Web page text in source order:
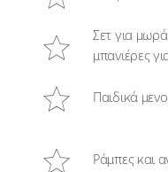
Σετ για
μπανιέρες
Παιδικά
Ράμπες και